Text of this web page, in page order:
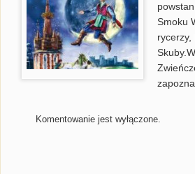
Smoku
rycerzy,
Komentowanie jest wyłączone.